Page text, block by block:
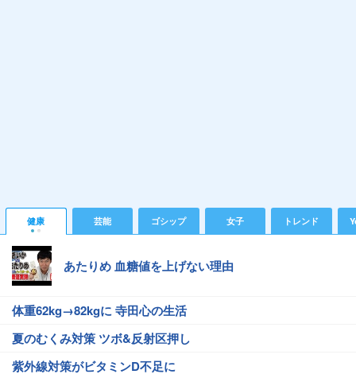
健康 芸能 ゴシップ 女子 トレンド
あたりめ 血糖値を上げない理由
体重62kg→82kgに 寺田心の生活
夏のむくみ対策 ツボ&反射区押し
紫外線対策がビタミンD不足に